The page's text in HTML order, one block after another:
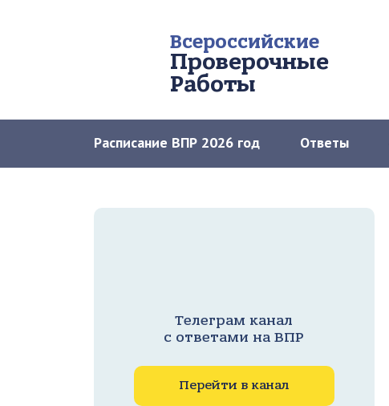
Всероссийские
Проверочные
Работы
Расписание ВПР 2026 год Ответы
Телеграм канал
с ответами на ВПР
Перейти в канал